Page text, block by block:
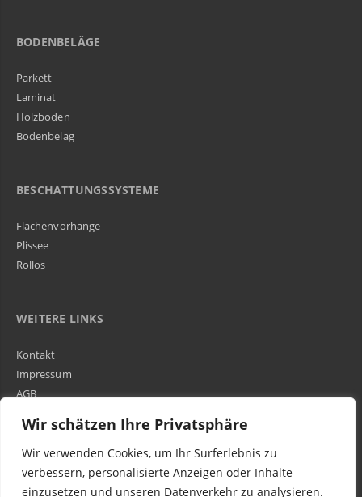
Wir schätzen Ihre Privatsphäre
Wir verwenden Cookies, um Ihr Surferlebnis zu
verbessern, personalisierte Anzeigen oder Inhalte
einzusetzen und unseren Datenverkehr zu analysieren.
BODENBELÄGE
Parkett
Laminat
Holzboden
Bodenbelag
BESCHATTUNGSSYSTEME
Flächenvorhänge
Plissee
Rollos
WEITERE LINKS
Kontakt
Impressum
AGB
WIR SIND IN DER GESAMTEN SCHWEIZ TÄTIG
Kundenbewertungen und Erfahrungen zu
Egora GmbH